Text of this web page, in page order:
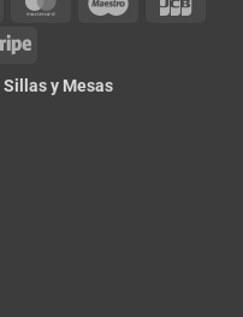
Stripe
Sillas y Mesas